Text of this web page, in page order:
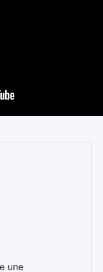
une